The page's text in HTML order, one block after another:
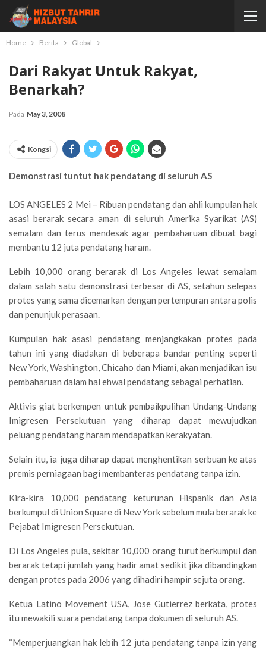
Home Berita Global
Dari Rakyat Untuk Rakyat,
Benarkah?
Pada May 3, 2008
Kongsi
Demonstrasi tuntut hak pendatang di seluruh AS
LOS ANGELES 2 Mei – Ribuan pendatang dan ahli kumpulan hak
asasi berarak secara aman di seluruh Amerika Syarikat (AS)
semalam dan terus mendesak agar pembaharuan dibuat bagi
membantu 12 juta pendatang haram.
Lebih 10,000 orang berarak di Los Angeles lewat semalam
dalam salah satu demonstrasi terbesar di AS, setahun selepas
protes yang sama dicemarkan dengan pertempuran antara polis
dan penunjuk perasaan.
Kumpulan hak asasi pendatang menjangkakan protes pada
tahun ini yang diadakan di beberapa bandar penting seperti
New York, Washington, Chicaho dan Miami, akan menjadikan isu
pembaharuan dalam hal ehwal pendatang sebagai perhatian.
Aktivis giat berkempen untuk pembaikpulihan Undang-Undang
Imigresen Persekutuan yang diharap dapat mewujudkan
peluang pendatang haram mendapatkan kerakyatan.
Selain itu, ia juga diharap dapat menghentikan serbuan ke atas
premis perniagaan bagi membanteras pendatang tanpa izin.
Kira-kira 10,000 pendatang keturunan Hispanik dan Asia
berkumpul di Union Square di New York sebelum mula berarak ke
Pejabat Imigresen Persekutuan.
Di Los Angeles pula, sekitar 10,000 orang turut berkumpul dan
berarak tetapi jumlah yang hadir amat sedikit jika dibandingkan
dengan protes pada 2006 yang dihadiri hampir sejuta orang.
Ketua Latino Movement USA, Jose Gutierrez berkata, protes
itu mewakili suara pendatang tanpa dokumen di seluruh AS.
“Memperjuangkan hak lebih 12 juta pendatang tanpa izin yang